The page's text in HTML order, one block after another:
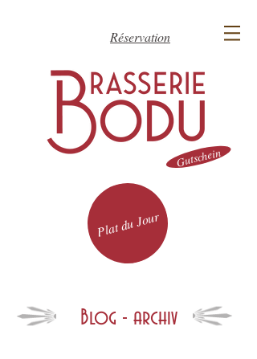
Réservation
Plat du Jour
Gutschein
Blog - archiv